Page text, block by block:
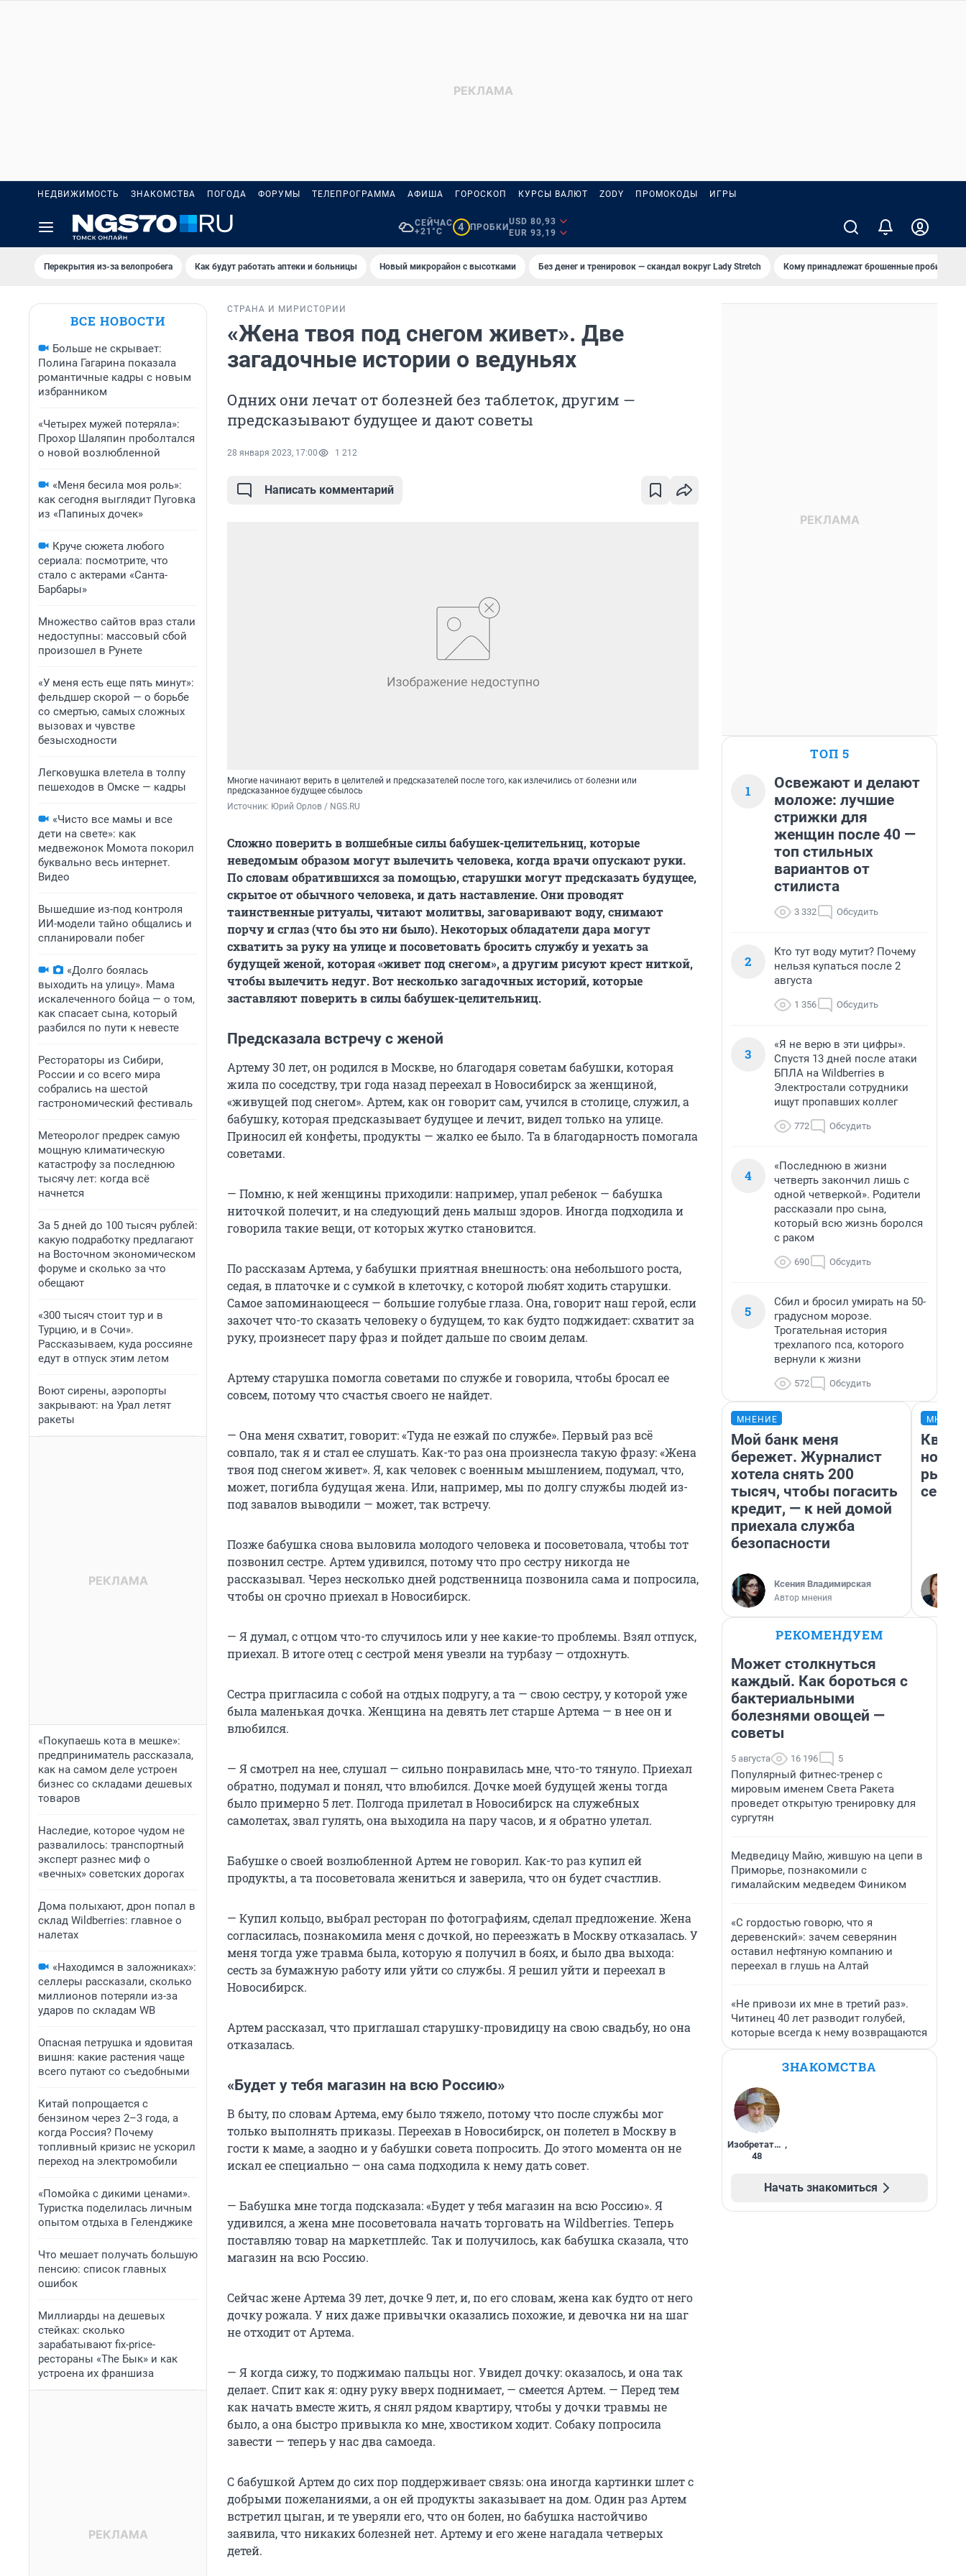
НЕДВИЖИМОСТЬ ЗНАКОМСТВА ПОГОДА ФОРУМЫ ТЕЛЕПРОГРАММА АФИША ГОРОСКОП КУРСЫ ВАЛЮТ ZODY ПРОМОКОДЫ ИГРЫ
СЕЙЧАС
+21°C
4 ПРОБКИ
USD 80,93
EUR 93,19
Перекрытия из-за велопробега Как будут работать аптеки и больницы Новый микрорайон с высотками Без денег и тренировок — скандал вокруг Lady Stretch Кому принадлежат брошенные пробирки?
ВСЕ НОВОСТИ
Больше не скрывает:
Полина Гагарина показала
романтичные кадры с новым
избранником
«Четырех мужей потеряла»:
Прохор Шаляпин проболтался
о новой возлюбленной
«Меня бесила моя роль»:
как сегодня выглядит Пуговка
из «Папиных дочек»
Круче сюжета любого
сериала: посмотрите, что
стало с актерами «Санта-
Барбары»
Множество сайтов враз стали
недоступны: массовый сбой
произошел в Рунете
«У меня есть еще пять минут»:
фельдшер скорой — о борьбе
со смертью, самых сложных
вызовах и чувстве
безысходности
Легковушка влетела в толпу
пешеходов в Омске — кадры
«Чисто все мамы и все
дети на свете»: как
медвежонок Момота покорил
буквально весь интернет.
Видео
Вышедшие из-под контроля
ИИ-модели тайно общались и
спланировали побег
«Долго боялась
выходить на улицу». Мама
искалеченного бойца — о том,
как спасает сына, который
разбился по пути к невесте
Рестораторы из Сибири,
России и со всего мира
собрались на шестой
гастрономический фестиваль
Метеоролог предрек самую
мощную климатическую
катастрофу за последнюю
тысячу лет: когда всё
начнется
За 5 дней до 100 тысяч рублей:
какую подработку предлагают
на Восточном экономическом
форуме и сколько за что
обещают
«300 тысяч стоит тур и в
Турцию, и в Сочи».
Рассказываем, куда россияне
едут в отпуск этим летом
Воют сирены, аэропорты
закрывают: на Урал летят
ракеты
«Покупаешь кота в мешке»:
предприниматель рассказала,
как на самом деле устроен
бизнес со складами дешевых
товаров
Наследие, которое чудом не
развалилось: транспортный
эксперт разнес миф о
«вечных» советских дорогах
Дома полыхают, дрон попал в
склад Wildberries: главное о
налетах
«Находимся в заложниках»:
селлеры рассказали, сколько
миллионов потеряли из-за
ударов по складам WB
Опасная петрушка и ядовитая
вишня: какие растения чаще
всего путают со съедобными
Китай попрощается с
бензином через 2–3 года, а
когда Россия? Почему
топливный кризис не ускорил
переход на электромобили
«Помойка с дикими ценами».
Туристка поделилась личным
опытом отдыха в Геленджике
Что мешает получать большую
пенсию: список главных
ошибок
Миллиарды на дешевых
стейках: сколько
зарабатывают fix-price-
рестораны «The Бык» и как
устроена их франшиза
СТРАНА И МИР ИСТОРИИ
«Жена твоя под снегом живет». Две
загадочные истории о ведуньях
Одних они лечат от болезней без таблеток, другим —
предсказывают будущее и дают советы
28 января 2023, 17:00 1 212
Написать комментарий
Многие начинают верить в целителей и предсказателей после того, как излечились от болезни или
предсказанное будущее сбылось
Источник: Юрий Орлов / NGS.RU
Сложно поверить в волшебные силы бабушек-целительниц, которые
неведомым образом могут вылечить человека, когда врачи опускают руки.
По словам обратившихся за помощью, старушкимогут предсказать будущее,
скрытое от обычного человека, и дать наставление. Они проводят
таинственные ритуалы, читают молитвы, заговаривают воду, снимают
порчу и сглаз (что бы это ни было). Некоторых обладатели дара могут
схватить за руку на улице и посоветовать бросить службу и уехать за
будущей женой, которая «живет под снегом», а другим рисуют крест ниткой,
чтобы вылечить недуг. Вот несколько загадочных историй, которые
заставляют поверить в силы бабушек-целительниц.
Предсказала встречу с женой
Артему 30 лет, он родился в Москве, но благодаря советам бабушки, которая
жила по соседству, три года назад переехал в Новосибирск за женщиной,
«живущей под снегом». Артем, как он говорит сам, учился в столице, служил, а
бабушку, которая предсказывает будущее и лечит, видел только на улице.
Приносил ей конфеты, продукты — жалко ее было. Та в благодарность помогала
советами.
— Помню, к ней женщины приходили: например, упал ребенок — бабушка
ниточкой полечит, и на следующий день малыш здоров. Иногда подходила и
говорила такие вещи, от которых жутко становится.
По рассказам Артема, у бабушки приятная внешность: она небольшого роста,
седая, в платочке и с сумкой в клеточку, с которой любят ходить старушки.
Самое запоминающееся — большие голубые глаза. Она, говорит наш герой, если
захочет что-то сказать человеку о будущем, то как будто поджидает: схватит за
руку, произнесет пару фраз и пойдет дальше по своим делам.
Артему старушка помогла советами по службе и говорила, чтобы бросал ее
совсем, потому что счастья своего не найдет.
— Она меня схватит, говорит: «Туда не езжай по службе». Первый раз всё
совпало, так я и стал ее слушать. Как-то раз она произнесла такую фразу: «Жена
твоя под снегом живет». Я, как человек с военным мышлением, подумал, что,
может, погибла будущая жена. Или, например, мы по долгу службы людей из-
под завалов выводили — может, так встречу.
Позже бабушка снова выловила молодого человека и посоветовала, чтобы тот
позвонил сестре. Артем удивился, потому что про сестру никогда не
рассказывал. Через несколько дней родственница позвонила сама и попросила,
чтобы он срочно приехал в Новосибирск.
— Я думал, с отцом что-то случилось или у нее какие-то проблемы. Взял отпуск,
приехал. В итоге отец с сестрой меня увезли на турбазу — отдохнуть.
Сестра пригласила с собой на отдых подругу, а та — свою сестру, у которой уже
была маленькая дочка. Женщина на девять лет старше Артема — в нее он и
влюбился.
— Я смотрел на нее, слушал — сильно понравилась мне, что-то тянуло. Приехал
обратно, подумал и понял, что влюбился. Дочке моей будущей жены тогда
было примерно 5 лет. Полгода прилетал в Новосибирск на служебных
самолетах, звал гулять, она выходила на пару часов, и я обратно улетал.
Бабушке о своей возлюбленной Артем не говорил. Как-то раз купил ей
продукты, а та посоветовала жениться и заверила, что он будет счастлив.
— Купил кольцо, выбрал ресторан по фотографиям, сделал предложение. Жена
согласилась, познакомила меня с дочкой, но переезжать в Москву отказалась. У
меня тогда уже травма была, которую я получил в боях, и было два выхода:
сесть за бумажную работу или уйти со службы. Я решил уйти и переехал в
Новосибирск.
Артем рассказал, что приглашал старушку-провидицу на свою свадьбу, но она
отказалась.
«Будет у тебя магазин на всю Россию»
В быту, по словам Артема, ему было тяжело, потому что после службы мог
только выполнять приказы. Переехав в Новосибирск, он полетел в Москву в
гости к маме, а заодно и у бабушки совета попросить. До этого момента он не
искал ее специально — она сама подходила к нему дать совет.
— Бабушка мне тогда подсказала: «Будет у тебя магазин на всю Россию». Я
удивился, а жена мне посоветовала начать торговать на Wildberries. Теперь
поставляю товар на маркетплейс. Так и получилось, как бабушка сказала, что
магазин на всю Россию.
Сейчас жене Артема 39 лет, дочке 9 лет, и, по его словам, жена как будто от него
дочку рожала. У них даже привычки оказались похожие, и девочка ни на шаг
не отходит от Артема.
— Я когда сижу, то поджимаю пальцы ног. Увидел дочку: оказалось, и она так
делает. Спит как я: одну руку вверх поднимает, — смеется Артем. — Перед тем
как начать вместе жить, я снял рядом квартиру, чтобы у дочки травмы не
было, а она быстро привыкла ко мне, хвостиком ходит. Собаку попросила
завести — теперь у нас два самоеда.
С бабушкой Артем до сих пор поддерживает связь: она иногда картинки шлет с
добрыми пожеланиями, а он ей продукты заказывает на дом. Один раз Артем
встретил цыган, и те уверяли его, что он болен, но бабушка настойчиво
заявила, что никаких болезней нет. Артему и его жене нагадала четверых
детей.
ТОП 5
1
Освежают и делают
моложе: лучшие
стрижки для
женщин после 40 —
топ стильных
вариантов от
стилиста
3 332 Обсудить
2
Кто тут воду мутит? Почему
нельзя купаться после 2
августа
1 356 Обсудить
3
«Я не верю в эти цифры».
Спустя 13 дней после атаки
БПЛА на Wildberries в
Электростали сотрудники
ищут пропавших коллег
772 Обсудить
4
«Последнюю в жизни
четверть закончил лишь с
одной четверкой». Родители
рассказали про сына,
который всю жизнь боролся
с раком
690 Обсудить
5
Сбил и бросил умирать на 50-
градусном морозе.
Трогательная история
трехлапого пса, которого
вернули к жизни
572 Обсудить
МНЕНИЕ
Мой банк меня
бережет. Журналист
хотела снять 200
тысяч, чтобы погасить
кредит, — к ней домой
приехала служба
безопасности
Ксения Владимирская
Автор мнения
но
РЕКОМЕНДУЕМ
Может столкнуться
каждый. Как бороться с
бактериальными
болезнями овощей —
советы
5 августа 16 196 5
Популярный фитнес-тренер с
мировым именем Света Ракета
проведет открытую тренировку для
сургутян
Медведицу Майю, жившую на цепи в
Приморье, познакомили с
гималайским медведем Фиником
«С гордостью говорю, что я
деревенский»: зачем северянин
оставил нефтяную компанию и
переехал в глушь на Алтай
«Не привози их мне в третий раз».
Читинец 40 лет разводит голубей,
которые всегда к нему возвращаются
ЗНАКОМСТВА
Изобретатель ,
48
Начать знакомиться